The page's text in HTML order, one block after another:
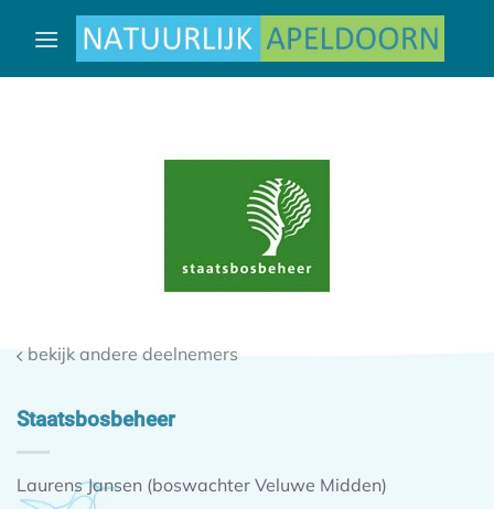
naar
bekijk andere deelnemers
Staatsbosbeheer
Laurens Jansen (boswachter Veluwe Midden)